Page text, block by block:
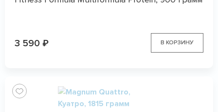
3 590 ₽ В КОРЗИНУ